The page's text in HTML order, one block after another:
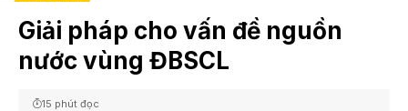
Giải pháp cho vấn đề nguồn
nước vùng ĐBSCL
15 phút đọc